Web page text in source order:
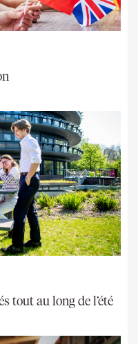
tout au long de l’été